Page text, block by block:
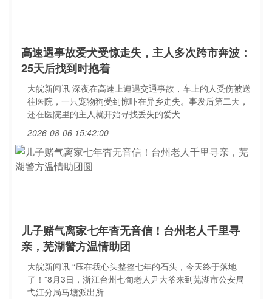
高速遇事故爱犬受惊走失，主人多次跨市奔波：
25天后找到时抱着
大皖新闻讯 深夜在高速上遭遇交通事故，车上的人受伤被送
往医院，一只宠物狗受到惊吓在异乡走失。事发后第二天，
还在医院里的主人就开始寻找丢失的爱犬
2026-08-06 15:42:00
儿子赌气离家七年杳无音信！台州老人千里寻
亲，芜湖警方温情助团
大皖新闻讯 “压在我心头整整七年的石头，今天终于落地
了！”8月3日，浙江台州七旬老人尹大爷来到芜湖市公安局
弋江分局马塘派出所